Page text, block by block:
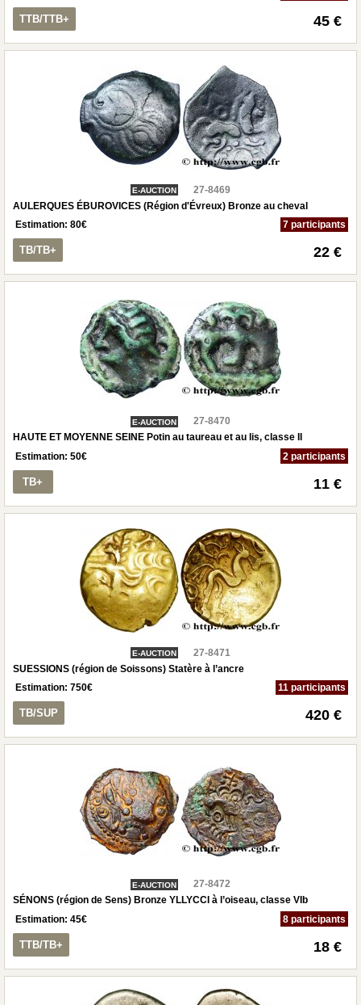
TTB/TTB+ 45 €
E-AUCTION
27-8469
AULERQUES ÉBUROVICES (Région d'Évreux) Bronze au cheval
Estimation: 80€ 7 participants
TB/TB+ 22 €
E-AUCTION
27-8470
HAUTE ET MOYENNE SEINE Potin au taureau et au lis, classe II
Estimation: 50€ 2 participants
TB+ 11 €
E-AUCTION
27-8471
SUESSIONS (région de Soissons) Statère à l’ancre
Estimation: 750€ 11 participants
TB/SUP 420 €
E-AUCTION
27-8472
SÉNONS (région de Sens) Bronze YLLYCCI à l’oiseau, classe VIb
Estimation: 45€ 8 participants
TTB/TB+ 18 €